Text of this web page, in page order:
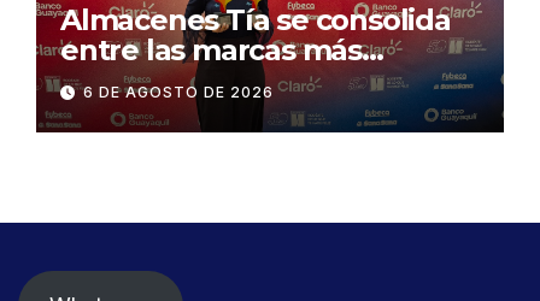
Almacenes Tía se consolida
entre las marcas más
influyentes del Ecuador
6 DE AGOSTO DE 2026